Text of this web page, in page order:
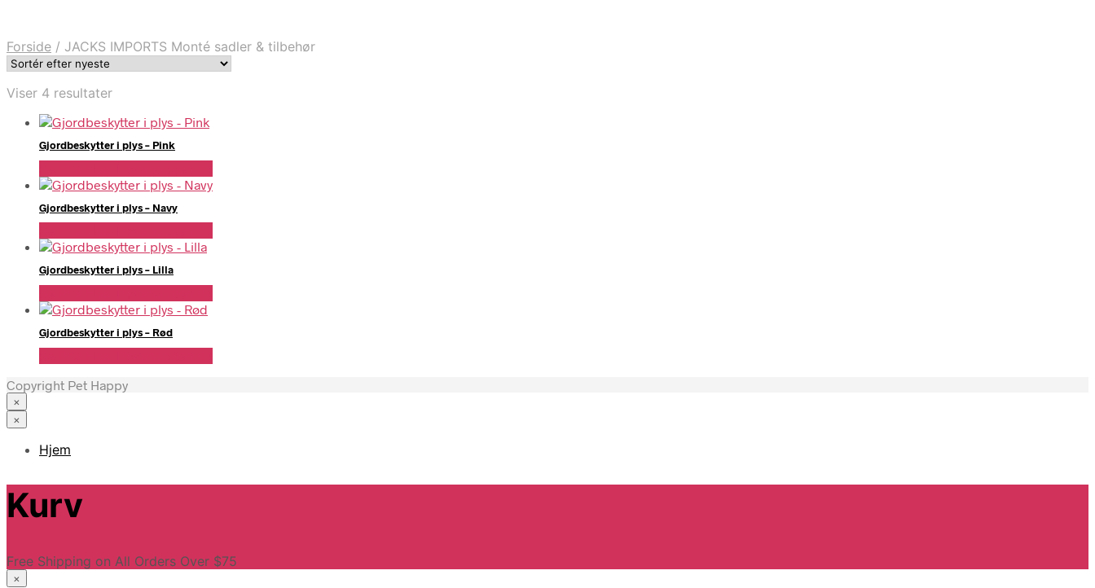
Forside / JACKS IMPORTS Monté sadler & tilbehør
Viser 4 resultaterSorteret
seneste
Gjordbeskytter i plys – Pink
Gjordbeskytter i plys – Navy
Gjordbeskytter i plys – Lilla
Gjordbeskytter i plys – Rød
Copyright Pet Happy
×
×
Hjem
Kurv
Free Shipping on All Orders Over $75
×